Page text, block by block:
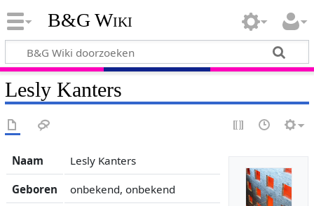
B&G Wiki
Lesly Kanters
Naam Lesly Kanters
Geboren onbekend, onbekend